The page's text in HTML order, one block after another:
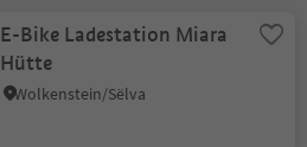
E-Bike Ladestation Miara
Hütte
Wolkenstein/Sëlva